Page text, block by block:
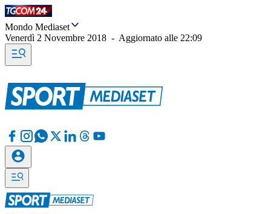
Mondo Mediaset
Venerdì 2 Novembre 2018 - Aggiornato alle 22:09